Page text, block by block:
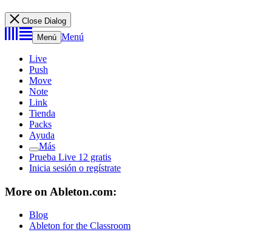
Close Dialog
Menú Menú
Live
Push
Move
Note
Link
Tienda
Packs
Ayuda
Más
Prueba Live 12 gratis
Inicia sesión o regístrate
More on Ableton.com:
Blog
Ableton for the Classroom